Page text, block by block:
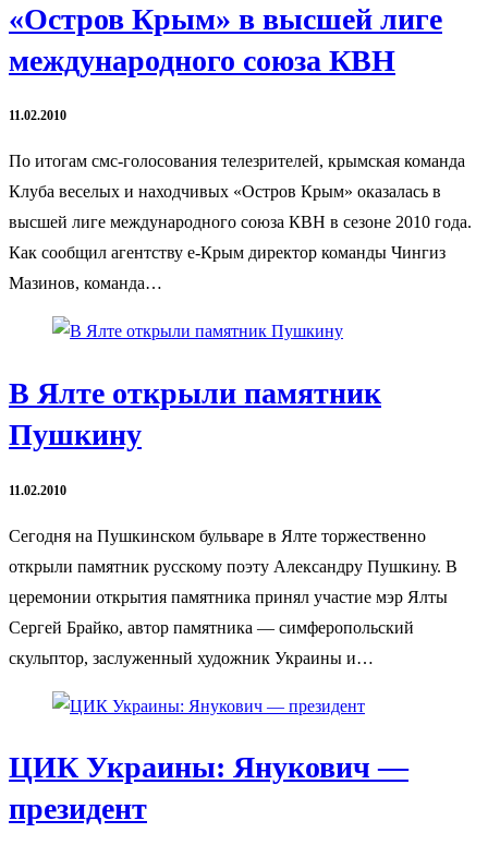
«Остров Крым» в высшей лиге
международного союза КВН
11.02.2010
По итогам смс-голосования телезрителей, крымская команда
Клуба веселых и находчивых «Остров Крым» оказалась в
высшей лиге международного союза КВН в сезоне 2010 года.
Как сообщил агентству е-Крым директор команды Чингиз
Мазинов, команда…
В Ялте открыли памятник
Пушкину
11.02.2010
Сегодня на Пушкинском бульваре в Ялте торжественно
открыли памятник русскому поэту Александру Пушкину. В
церемонии открытия памятника принял участие мэр Ялты
Сергей Брайко, автор памятника — симферопольский
скульптор, заслуженный художник Украины и…
ЦИК Украины: Янукович —
президент